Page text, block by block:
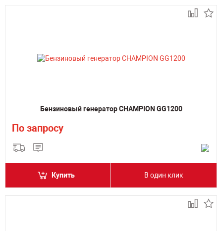
Бензиновый генератор CHAMPION GG1200
По запросу
Купить В один клик